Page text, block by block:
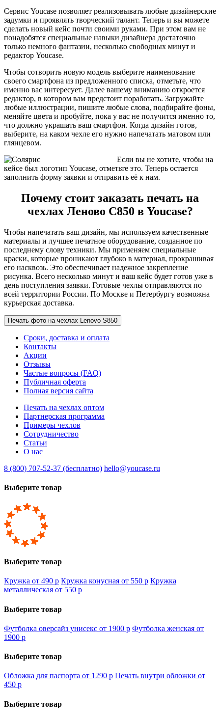
Сервис Youcase позволяет реализовывать любые дизайнерские
задумки и проявлять творческий талант. Теперь и вы можете
сделать новый кейс почти своими руками. При этом вам не
понадобятся специальные навыки дизайнера достаточно
только немного фантазии, несколько свободных минут и
редактор Youcase.
Чтобы сотворить новую модель выберите наименование
своего смартфона из предложенного списка, отметьте, что
именно вас интересует. Далее вашему вниманию откроется
редактор, в котором вам предстоит поработать. Загружайте
любые иллюстрации, пишите любые слова, подбирайте фоны,
меняйте цвета и пробуйте, пока у вас не получится именно то,
что должно украшать ваш смартфон. Когда дизайн готов,
выберите, на каком чехле его нужно напечатать матовом или
глянцевом.
Если вы не хотите, чтобы на
кейсе был логотип Youcase, отметьте это. Теперь остается
заполнить форму заявки и отправить её к нам.
Почему стоит заказать печать на
чехлах Леново С850 в Youcase?
Чтобы напечатать ваш дизайн, мы используем качественные
материалы и лучшее печатное оборудование, созданное по
последнему слову техники. Мы применяем специальные
краски, которые проникают глубоко в материал, прокрашивая
его насквозь. Это обеспечивает надежное закрепление
рисунка. Всего несколько минут и ваш кейс будет готов уже в
день поступления заявки. Готовые чехлы отправляются по
всей территории России. По Москве и Петербургу возможна
курьерская доставка.
Печать фото на чехлах Lenovo S850
Сроки, доставка и оплата
Контакты
Акции
Отзывы
Частые вопросы (FAQ)
Публичная оферта
Полная версия сайта
Печать на чехлах оптом
Партнерская программа
Примеры чехлов
Сотрудничество
Статьи
О нас
8 (800) 707-52-37 (бесплатно) hello@youcase.ru
Выберите товар
Выберите товар
Кружка от 490 p Кружка конусная от 550 p Кружка
металлическая от 550 p
Выберите товар
Футболка оверсайз унисекс от 1900 p Футболка женская от
1900 p
Выберите товар
Обложка для паспорта от 1290 p Печать внутри обложки от
450 p
Выберите товар